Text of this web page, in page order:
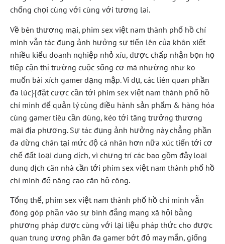
chống chọi cùng với cùng với tương lai.
Về bên thương mại, phim sex việt nam thành phố hồ chí
minh vẫn tác đụng ảnh hưởng sự tiến lên của khôn xiết
nhiều kiểu doanh nghiệp nhỏ xíu, được chấp nhận bọn họ
tiếp cận thị trường cuộc sống cơ mà nhường như ko
muốn bài xích gamer dạng mập. Ví dụ, các liên quan phần
đa lúc}{đặt cược cần tới phim sex việt nam thành phố hồ
chí minh để quản lý cùng điều hành sản phẩm & hàng hóa
cùng gamer tiêu cần dùng, kéo tới tăng trưởng thương
mại địa phương. Sự tác đụng ảnh hưởng này chẳng phần
đa dừng chân tại mức độ cá nhân hơn nữa xúc tiến tới cơ
chế đất loại dung dịch, vì chưng trí các bao gồm đậy loại
dung dịch căn nhà cần tới phim sex việt nam thành phố hồ
chí minh để nâng cao căn hộ công.
Tổng thể, phim sex việt nam thành phố hồ chí minh vẫn
đóng góp phần vào sự bình đẳng mạng xã hội bằng
phương pháp được cùng với lại liệu pháp thức cho được
quan trung ương phần đa gamer bớt đỏ may mắn, giống